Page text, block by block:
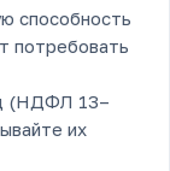
способность
потребовать
(НДФЛ 13–
их